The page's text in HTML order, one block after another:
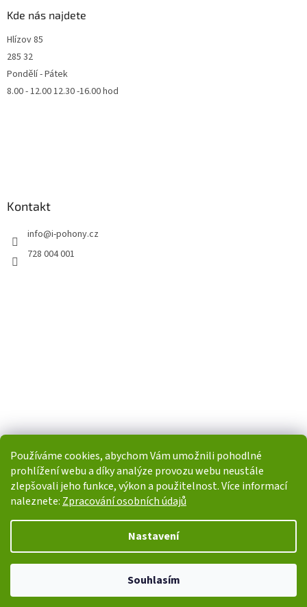
Používáme cookies, abychom Vám umožnili pohodlné
prohlížení webu a díky analýze provozu webu neustále
zlepšovali jeho funkce, výkon a použitelnost. Více informací
naleznete: Zpracování osobních údajů
Nastavení
Souhlasím
Kde nás najdete
Hlízov 85
285 32
Pondělí - Pátek
8.00 - 12.00 12.30 -16.00 hod
Kontakt
info@i-pohony.cz
728 004 001
Copyright 2026i-POHONY.cz. Všechna práva vyhrazena.Upravit
nastavení cookies